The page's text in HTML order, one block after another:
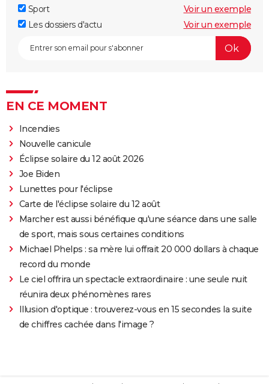
Sport
Voir un exemple
Les dossiers d'actu
Voir un exemple
EN CE MOMENT
Incendies
Nouvelle canicule
Éclipse solaire du 12 août 2026
Joe Biden
Lunettes pour l'éclipse
Carte de l'éclipse solaire du 12 août
Marcher est aussi bénéfique qu'une séance dans une salle
de sport, mais sous certaines conditions
Michael Phelps : sa mère lui offrait 20 000 dollars à chaque
record du monde
Le ciel offrira un spectacle extraordinaire : une seule nuit
réunira deux phénomènes rares
Illusion d'optique : trouverez-vous en 15 secondes la suite
de chiffres cachée dans l'image ?